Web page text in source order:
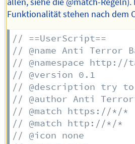
Funktionalität stehen nach dem
// ==UserScript==
// @name Anti Terror
// @namespace http://
// @version 0.1
// @description try
// @author Anti
// @match https://*/*
// @match http://*/*
// @icon none